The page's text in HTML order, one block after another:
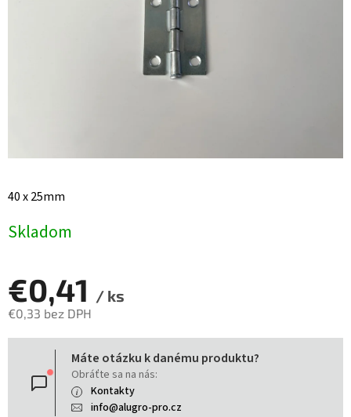
40 x 25mm
Skladom
€0,41 / ks
€0,33 bez DPH
Jednotková
Máte otázku k danému produktu?
Obráťte sa na nás:
Kontakty
info@alugro-pro.cz